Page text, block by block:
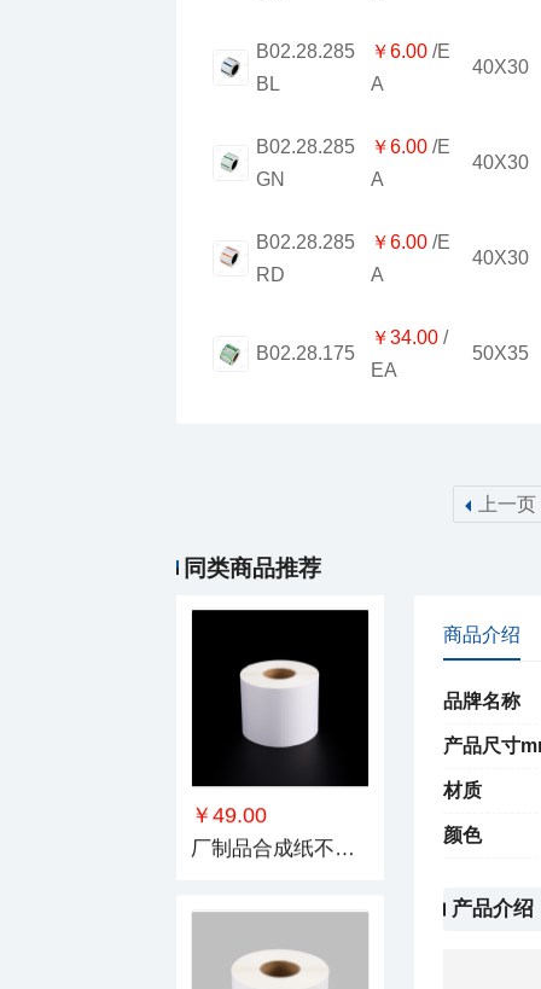
BL
￥6.00
A
40X30
GN
￥6.00
A
40X30
RD
￥6.00
A
40X30
B02.28.175
￥34.00
EA
50X35
上一页
同类商品推荐
索玛合成纸不干胶
￥49.00
厂制品合成纸不干胶_系列1
商品介绍
品牌名称
产品尺寸
材质
颜色
产品介绍